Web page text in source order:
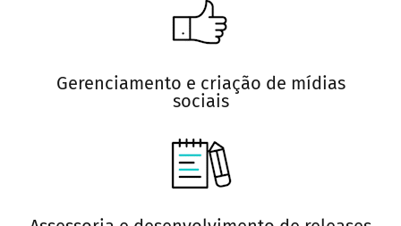
Gerenciamento e criação de mídias
sociais